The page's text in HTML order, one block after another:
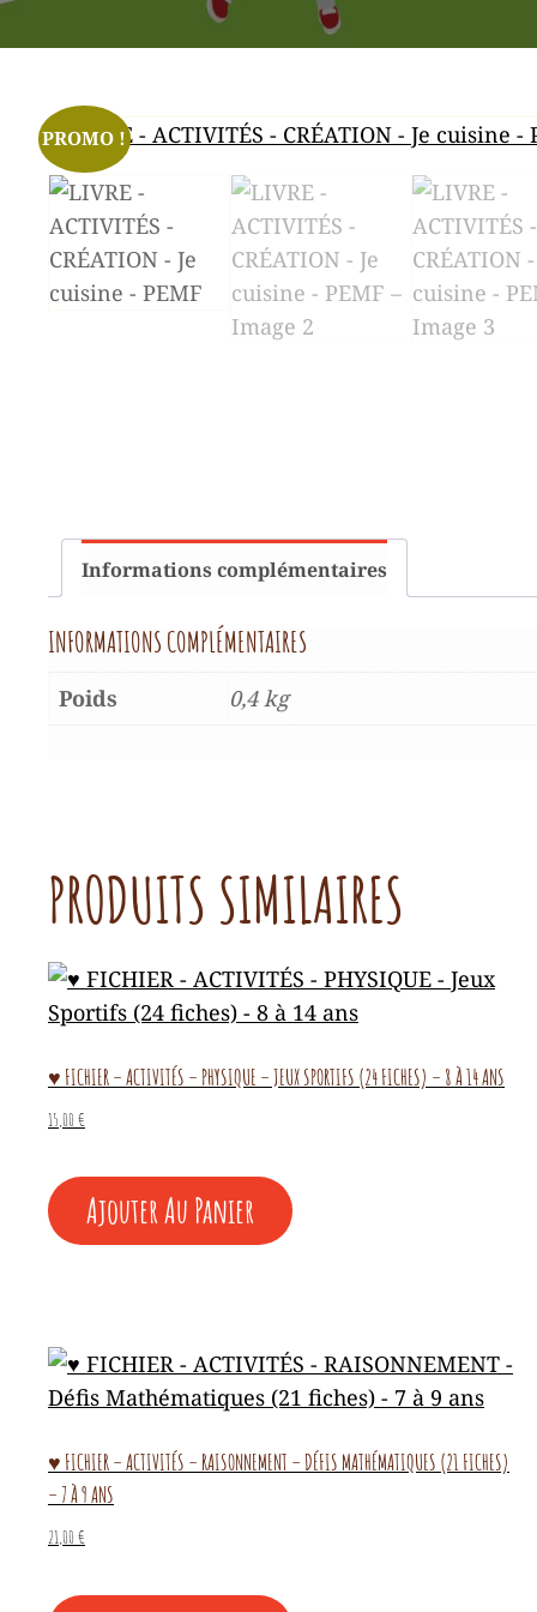
PROMO !
Informations complémentaires
INFORMATIONS COMPLÉMENTAIRES
Poids 0,4 kg
PRODUITS SIMILAIRES
♥ FICHIER – ACTIVITÉS – PHYSIQUE – JEUX SPORTIFS (24 FICHES) – 8 À 14 ANS
15,00 €
Ajouter Au Panier
♥ FICHIER – ACTIVITÉS – RAISONNEMENT – DÉFIS MATHÉMATIQUES (21 FICHES)
– 7 À 9 ANS
21,00 €